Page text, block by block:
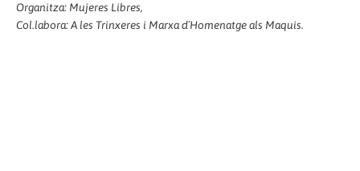
Organitza: Mujeres Libres,
Col.labora: A les Trinxeres i Marxa d´Homenatge als Maquis.